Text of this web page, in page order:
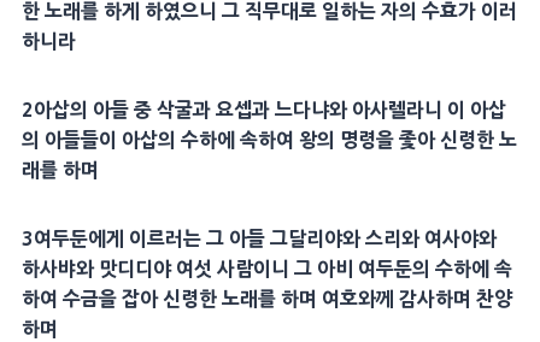
한 노래를 하게 하였으니 그 직무대로 일하는 자의 수효가 이러
하니라
2아삽의 아들 중 삭굴과 요셉과 느다냐와 아사렐라니 이 아삽
의 아들들이 아삽의 수하에 속하여 왕의 명령을 좇아 신령한 노
래를 하며
3여두둔에게 이르러는 그 아들 그달리야와스리 와 여사야와
하사뱌와 맛디디야여섯 사람이니 그 아비 여두둔의 수하에 속
하여 수금을 잡아 신령한 노래를 하며 여호와께 감사하며 찬양
하며